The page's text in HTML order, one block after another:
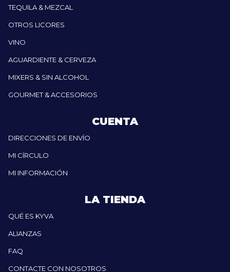
TEQUILA & MEZCAL
OTROS LICORES
VINO
AGUARDIENTE & CERVEZA
MIXERS & SIN ALCOHOL
GOURMET & ACCESORIOS
CUENTA
DIRECCIONES DE ENVÍO
MI CÍRCULO
MI INFORMACIÓN
LA TIENDA
QUÉ ES KYVA
ALIANZAS
FAQ
CONTACTE CON NOSOTROS